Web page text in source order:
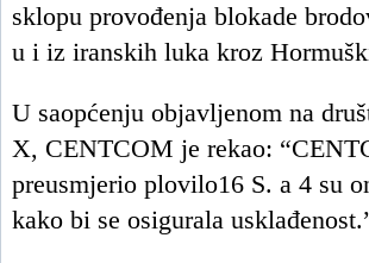
sklopu provođenja blokade
u i iz iranskih luka kroz
U saopćenju objavljenom na
X, CENTCOM je rekao:
preusmjerio plovilo16 S. a 4 su
kako bi se osigurala